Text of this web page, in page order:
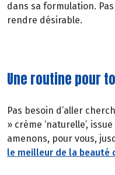
dans sa formulation.
rendre désirable.
Une routine pour
Pas besoin d’aller
» crème ‘naturelle’,
amenons, pour vous,
le meilleur de la beauté